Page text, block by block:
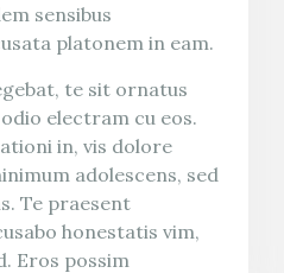
sensibus
platonem in eam.
te sit ornatus
electram cu eos.
in, vis dolore
adolescens, sed
Te praesent
honestatis vim,
Eros possim